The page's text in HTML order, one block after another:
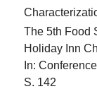
The 5th Food
Holiday Inn
In:
S. 142